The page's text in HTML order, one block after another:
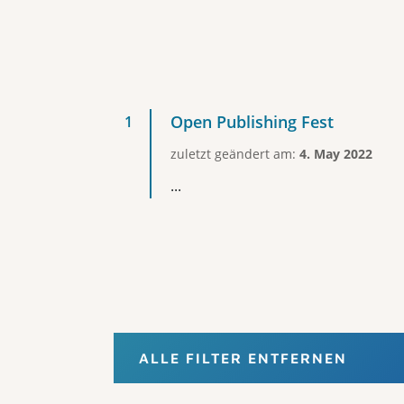
Open Publishing Fest
zuletzt geändert am: 4. May 2022
...
ALLE FILTER ENTFERNEN